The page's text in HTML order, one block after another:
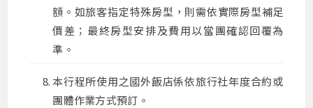
額。如旅客指定特殊房型，則需依實際房型補足
價差；最終房型安排及費用以當團確認回覆為
準。
本行程所使用之國外飯店係依旅行社年度合約或
團體作業方式預訂。